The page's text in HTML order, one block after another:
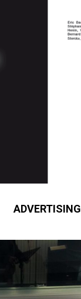
ADVERTISING